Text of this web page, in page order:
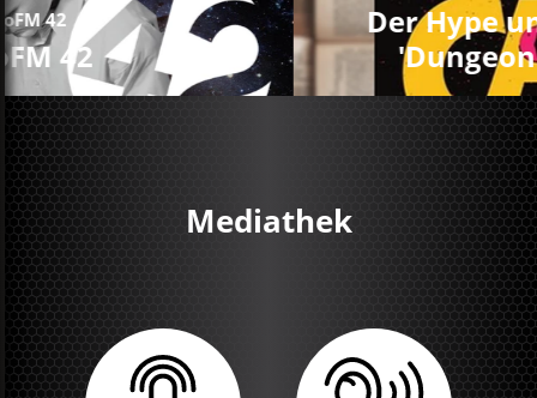
Der Hype um die Buchreihe
'Dungeon Crawler Carl'
Mediathek